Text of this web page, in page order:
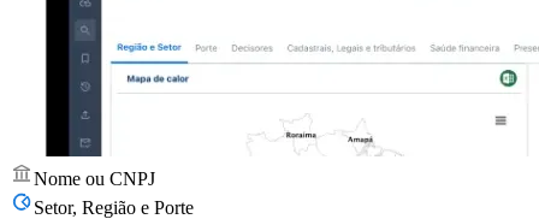
Nome ou CNPJ
Setor, Região e Porte